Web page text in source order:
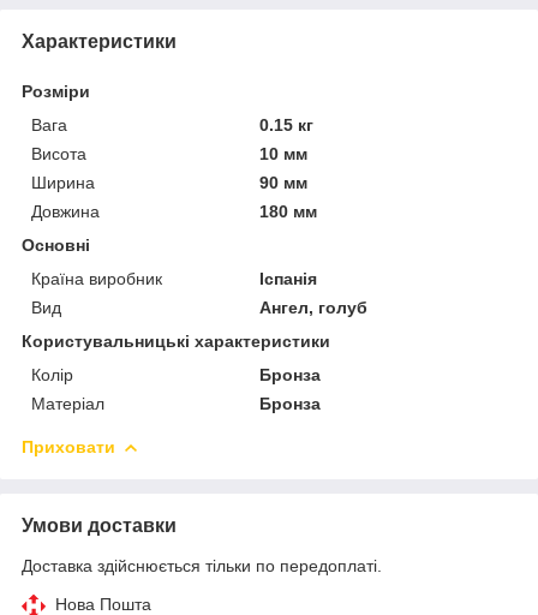
Характеристики
Розміри
Вага
0.15 кг
Висота
10 мм
Ширина
90 мм
Довжина
180 мм
Основні
Країна виробник
Іспанія
Вид
Ангел, голуб
Користувальницькі характеристики
Колір
Бронза
Матеріал
Бронза
Приховати
Умови доставки
Доставка здійснюється тільки по передоплаті.
Нова Пошта